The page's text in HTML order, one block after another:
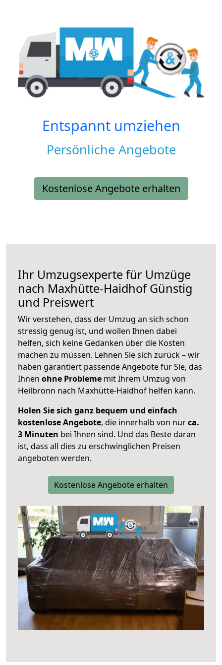
Entspannt umziehen
Persönliche Angebote
Kostenlose Angebote erhalten
Ihr Umzugsexperte für Umzüge
nach Maxhütte-HaidhofGünstig
und Preiswert
Wir verstehen, dass der Umzug an sich schon
stressig genug ist, und wollen Ihnen dabei
helfen, sich keine Gedanken über die Kosten
machen zu müssen. Lehnen Sie sich zurück – wir
haben garantiert passende Angebote für Sie, das
Ihnen ohne Probleme mit Ihrem Umzug von
Heilbronn nach Maxhütte-Haidhof helfen kann.
Holen Sie sich ganz bequem und einfach
kostenlose Angebote, die innerhalb von nurca.
3 Minuten bei Ihnen sind. Und das Beste daran
ist, dass all dies zu erschwinglichen Preisen
angeboten werden.
Kostenlose Angebote erhalten